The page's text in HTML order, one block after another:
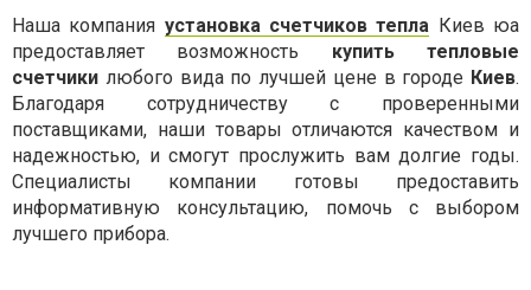
Наша компания установка счетчиков тепла Киев юа
предоставляет возможность купить тепловые
счетчики любого вида по лучшей цене в городе Киев.
Благодаря сотрудничеству с проверенными
поставщиками, наши товары отличаются качеством и
надежностью, и смогут прослужить вам долгие годы.
Специалисты компании готовы предоставить
информативную консультацию, помочь с выбором
лучшего прибора.